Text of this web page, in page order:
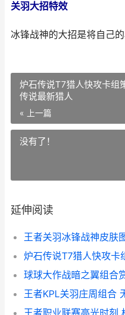
关羽大招特效
冰锋战神的大招是将自己
炉石传说T7猎人快攻卡组
传说最新猎人
« 上一篇
没有了！
延伸阅读